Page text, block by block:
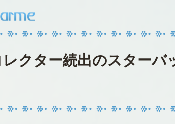
クター続出のスターバ